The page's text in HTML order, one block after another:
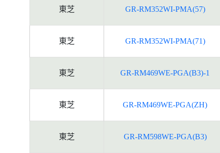
東芝 GR-RM352WI-PMA(57)
東芝 GR-RM352WI-PMA(71)
東芝 GR-RM469WE-PGA(B3)-1
東芝 GR-RM469WE-PGA(ZH)
東芝 GR-RM598WE-PGA(B3)